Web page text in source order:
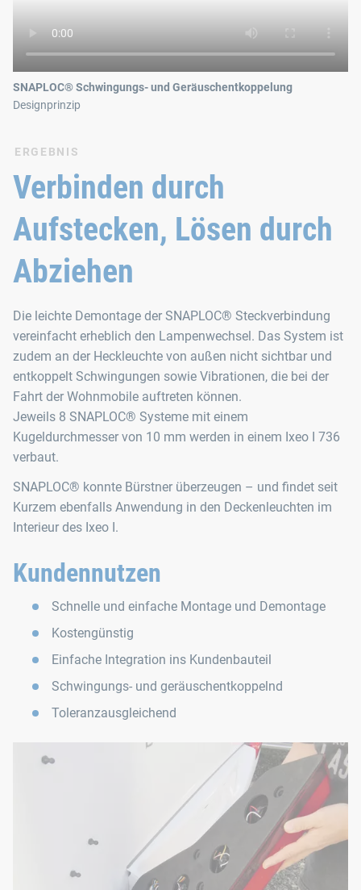
SNAPLOC® Schwingungs- und Geräuschentkoppelung
Designprinzip
ERGEBNIS
Verbinden durch
Aufstecken, Lösen durch
Abziehen
Die leichte Demontage der SNAPLOC® Steckverbindung
vereinfacht erheblich den Lampenwechsel. Das System ist
zudem an der Heckleuchte von außen nicht sichtbar und
entkoppelt Schwingungen sowie Vibrationen, die bei der
Fahrt der Wohnmobile auftreten können.
Jeweils 8 SNAPLOC® Systeme mit einem
Kugeldurchmesser von 10 mm werden in einem Ixeo I 736
verbaut.
SNAPLOC® konnte Bürstner überzeugen – und findet seit
Kurzem ebenfalls Anwendung in den Deckenleuchten im
Interieur des Ixeo I.
Kundennutzen
Schnelle und einfache Montage und Demontage
Kostengünstig
Einfache Integration ins Kundenbauteil
Schwingungs- und geräuschentkoppelnd
Toleranzausgleichend